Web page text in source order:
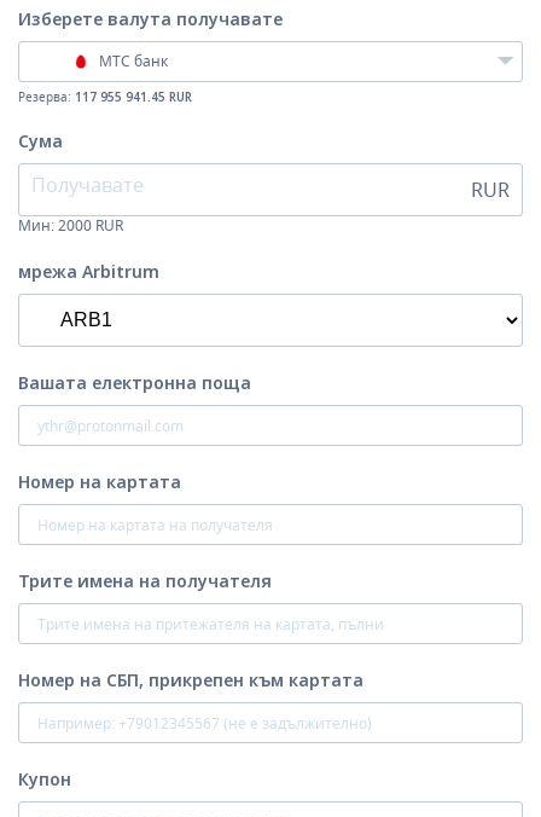
Изберете валута получавате
МТС банк
Резерва: 117 955 941.45 RUR
Сума
RUR
Мин:2000 RUR
мрежа Arbitrum
Вашата електронна поща
Номер на картата
Трите имена на получателя
Номер на СБП, прикрепен към картата
Купон